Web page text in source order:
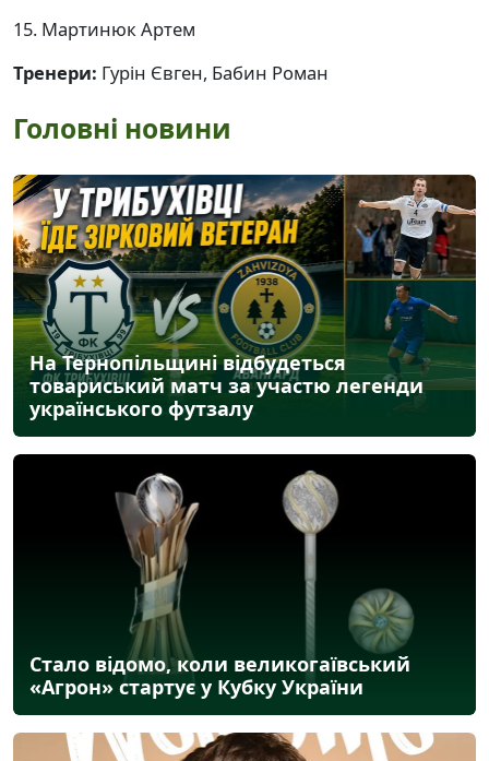
15. Мартинюк Артем
Тренери: Гурін Євген, Бабин Роман
Головні новини
На Тернопільщині відбудеться
товариський матч за участю легенди
українського футзалу
Стало відомо, коли великогаївський
«Агрон» стартує у Кубку України